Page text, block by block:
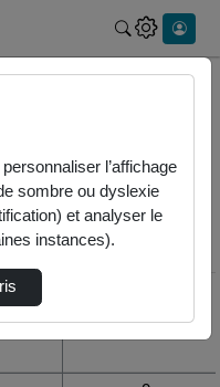
de la vidéo
l’affichage
sombre ou dyslexie
et analyser le
instances).